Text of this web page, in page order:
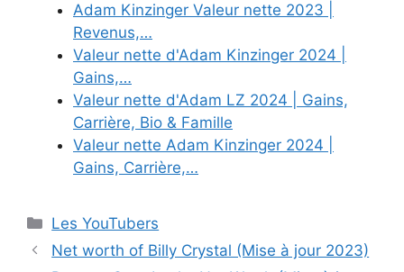
Adam Kinzinger Valeur nette 2023 |
Revenus,…
Valeur nette d'Adam Kinzinger 2024 |
Gains,…
Valeur nette d'Adam LZ 2024 | Gains,
Carrière, Bio & Famille
Valeur nette Adam Kinzinger 2024 |
Gains, Carrière,…
Categories
Les YouTubers
Net worth of Billy Crystal (Mise à jour 2023)